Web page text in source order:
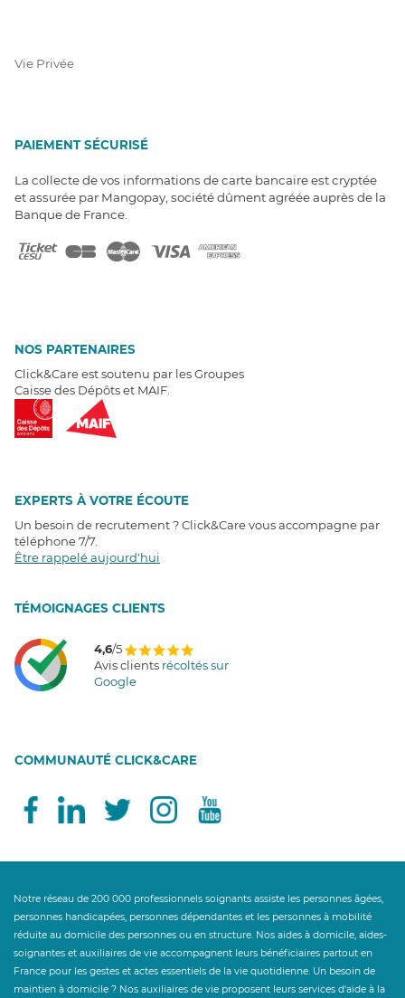
Vie Privée
PAIEMENT SÉCURISÉ
La collecte de vos informations de carte bancaire est cryptée
et assurée par Mangopay, société dûment agréée auprès de la
Banque de France.
NOS PARTENAIRES
Click&Care est soutenu par les Groupes
Caisse des Dépôts et MAIF.
EXPERTS À VOTRE ÉCOUTE
Un besoin de recrutement ? Click&Care vous accompagne par
téléphone 7/7
Être rappelé aujourd'hui
TÉMOIGNAGES CLIENTS
4,6/5
Avis clients récoltés sur
Google
COMMUNAUTÉ CLICK&CARE
Notre réseau de 200 000 professionnels soignants assiste les personnes âgées,
personnes handicapées, personnes dépendantes et les personnes à mobilité
réduite au domicile des personnes ou en structure. Nos aides à domicile, aides-
soignantes et auxiliaires de vie accompagnent leurs bénéficiaires partout en
France pour les gestes et actes essentiels de la vie quotidienne. Un besoin de
maintien à domicile ? Nos auxiliaires de vie proposent leurs services d'aide à la